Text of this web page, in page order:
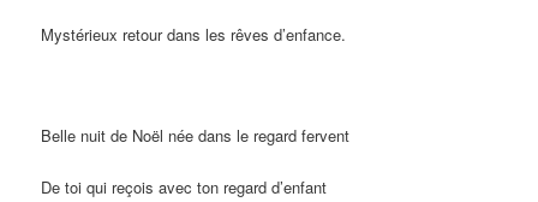
Mystérieux retour dans les rêves d’enfance.
Belle nuit de Noël née dans le regard fervent
De toi qui reçois avec ton regard d’enfant